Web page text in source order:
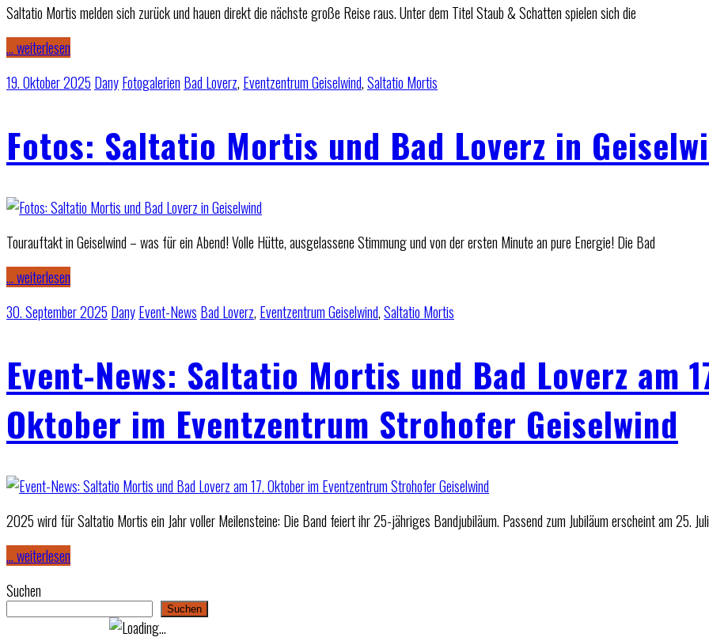
Saltatio Mortis melden sich zurück und hauen direkt die nächste große Reise raus. Unter dem Titel Staub & Schatten spielen sich die
… weiterlesen
19. Oktober 2025 DanyFotogalerien Bad Loverz, Eventzentrum Geiselwind,Saltatio Mortis
Fotos: Saltatio Mortis und Bad Loverz in
Tourauftakt in Geiselwind – was für ein Abend! Volle Hütte, ausgelassene Stimmung und von der ersten Minute an pure Energie! Die Bad
… weiterlesen
30. September 2025 DanyEvent-News Bad Loverz, Eventzentrum Geiselwind,Saltatio Mortis
Event-News: Saltatio Mortis und Bad Loverz am
Oktober im Eventzentrum Strohofer Geiselwind
2025 wird für Saltatio Mortis ein Jahr voller Meilensteine: Die Band feiert ihr 25-jähriges Bandjubiläum. Passend zum Jubiläum erscheint am 25. Juli
… weiterlesen
Suchen
Suchen